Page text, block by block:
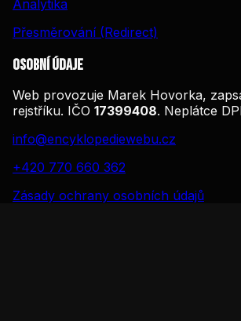
Analytika
Přesměrování (Redirect)
Osobní údaje
Web provozuje Marek Hovorka,
rejstříku. IČO 17399408. Neplátce
info@encyklopediewebu.cz
+420 770 660 362
Zásady ochrany osobních údajů